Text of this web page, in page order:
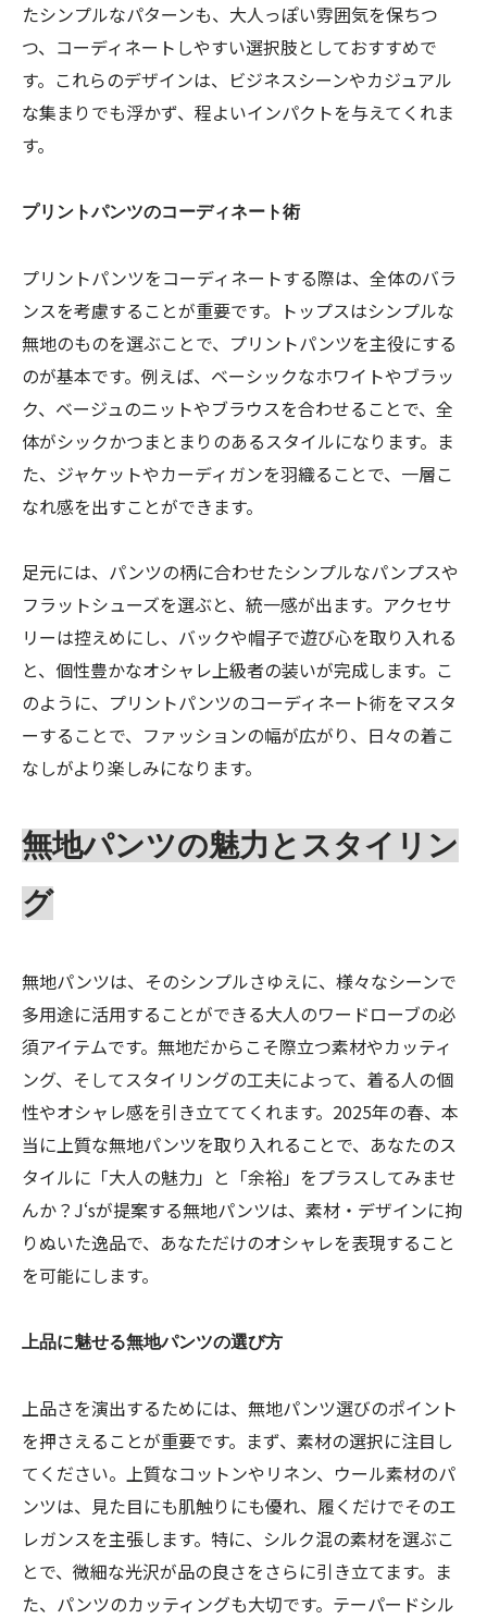
たシンプルなパターンも、大人っぽい雰囲気を保ちつ
つ、コーディネートしやすい選択肢としておすすめで
す。これらのデザインは、ビジネスシーンやカジュアル
な集まりでも浮かず、程よいインパクトを与えてくれま
す。
プリントパンツのコーディネート術
プリントパンツをコーディネートする際は、全体のバラ
ンスを考慮することが重要です。トップスはシンプルな
無地のものを選ぶことで、プリントパンツを主役にする
のが基本です。例えば、ベーシックなホワイトやブラッ
ク、ベージュのニットやブラウスを合わせることで、全
体がシックかつまとまりのあるスタイルになります。ま
た、ジャケットやカーディガンを羽織ることで、一層こ
なれ感を出すことができます。
足元には、パンツの柄に合わせたシンプルなパンプスや
フラットシューズを選ぶと、統一感が出ます。アクセサ
リーは控えめにし、バックや帽子で遊び心を取り入れる
と、個性豊かなオシャレ上級者の装いが完成します。こ
のように、プリントパンツのコーディネート術をマスタ
ーすることで、ファッションの幅が広がり、日々の着こ
なしがより楽しみになります。
無地パンツの魅力とスタイリン
グ
無地パンツは、そのシンプルさゆえに、様々なシーンで
多用途に活用することができる大人のワードローブの必
須アイテムです。無地だからこそ際立つ素材やカッティ
ング、そしてスタイリングの工夫によって、着る人の個
性やオシャレ感を引き立ててくれます。2025年の春、本
当に上質な無地パンツを取り入れることで、あなたのス
タイルに「大人の魅力」と「余裕」をプラスしてみませ
んか？J‘sが提案する無地パンツは、素材・デザインに拘
りぬいた逸品で、あなただけのオシャレを表現すること
を可能にします。
上品に魅せる無地パンツの選び方
上品さを演出するためには、無地パンツ選びのポイント
を押さえることが重要です。まず、素材の選択に注目し
てください。上質なコットンやリネン、ウール素材のパ
ンツは、見た目にも肌触りにも優れ、履くだけでそのエ
レガンスを主張します。特に、シルク混の素材を選ぶこ
とで、微細な光沢が品の良さをさらに引き立てます。ま
た、パンツのカッティングも大切です。テーパードシル